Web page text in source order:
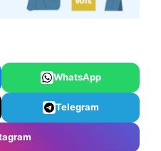
WhatsApp
Telegram